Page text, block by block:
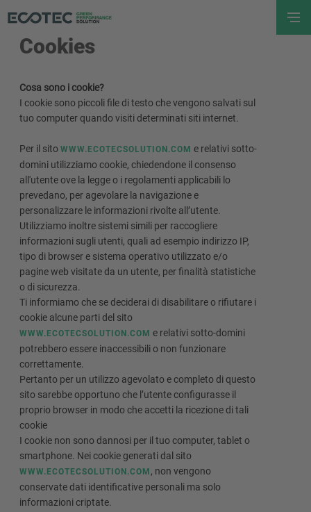
Cookies
Cosa sono i cookie?
I cookie sono piccoli file di testo che vengono salvati sul
tuo computer quando visiti determinati siti internet.
Per il sito WWW.ECOTECSOLUTION.COM e relativi sotto-
domini utilizziamo cookie, chiedendone il consenso
all'utente ove la legge o i regolamenti applicabili lo
prevedano, per agevolare la navigazione e
personalizzare le informazioni rivolte all’utente.
Utilizziamo inoltre sistemi simili per raccogliere
informazioni sugli utenti, quali ad esempio indirizzo IP,
tipo di browser e sistema operativo utilizzato e/o
pagine web visitate da un utente, per finalità statistiche
o di sicurezza.
Ti informiamo che se deciderai di disabilitare o rifiutare i
cookie alcune parti del sito
WWW.ECOTECSOLUTION.COM e relativi sotto-domini
potrebbero essere inaccessibili o non funzionare
correttamente.
Pertanto per un utilizzo agevolato e completo di questo
sito sarebbe opportuno che l’utente configurasse il
proprio browser in modo che accetti la ricezione di tali
cookie
I cookie non sono dannosi per il tuo computer, tablet o
smartphone. Nei cookie generati dal sito
WWW.ECOTECSOLUTION.COM , non vengono
conservate dati identificative personali ma solo
informazioni criptate.